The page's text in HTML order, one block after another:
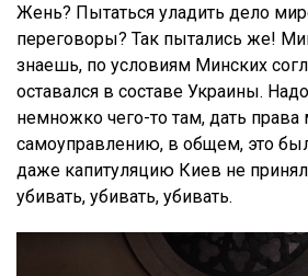
Жень? Пытаться уладить дело
переговоры? Так пытались же!
знаешь, по условиям Минских
оставался в составе Украины.
немножко чего-то там, дать права
самоуправлению, в общем, это
даже капитуляцию Киев не
убивать, убивать, убивать.